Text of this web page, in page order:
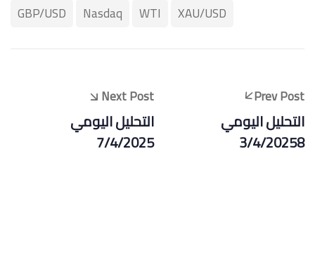
GBP/USD
Nasdaq WTI XAU/USD
Prev Post
التحليل اليومي
3/4/20258
Next Post
التحليل اليومي
7/4/2025